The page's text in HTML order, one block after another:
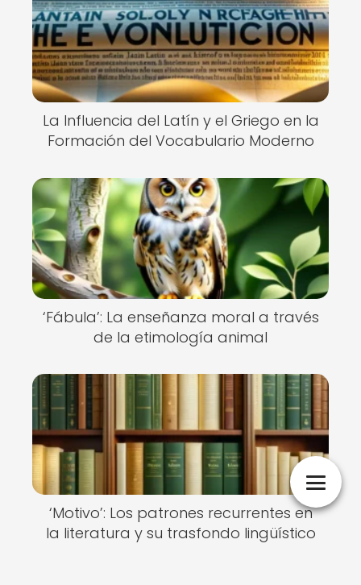
La Influencia del Latín y el Griego en la
Formación del Vocabulario Moderno
‘Fábula’: La enseñanza moral a través
de la etimología animal
‘Motivo’: Los patrones recurrentes en
la literatura y su trasfondo lingüístico